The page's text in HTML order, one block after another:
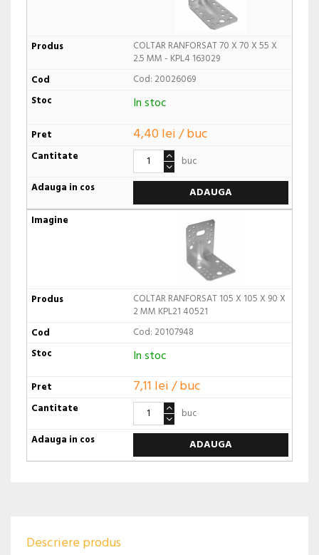
COLTAR RANFORSAT 70 X 70 X 55 X
2.5 MM - KPL4 163029
Cod: 20026069
In stoc
4,40 lei / buc
buc
ADAUGA
COLTAR RANFORSAT 105 X 105 X 90 X
2 MM KPL21 40521
Cod: 20107948
In stoc
7,11 lei / buc
buc
ADAUGA
Descriere produs